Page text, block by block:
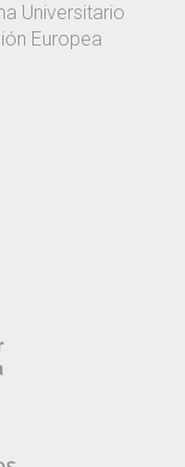
Universitario
Europea